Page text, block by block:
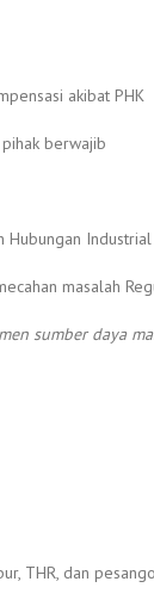
akibat PHK
berwajib
Hubungan Industrial
masalah
sumber daya
THR, dan